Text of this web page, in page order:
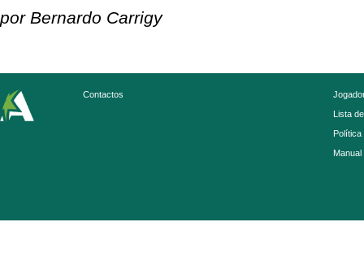
por Bernardo Carrigy
Contactos
Lista